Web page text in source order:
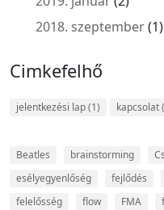
2018. szeptember(1)
Cimkefelhő
jelentkezési lap(1) kapcsolat
Beatles brainstorming
esélyegyenlőség
fejlődés
felelősség
flow FMA